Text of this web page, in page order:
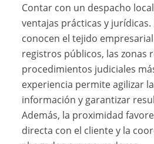
Contar con un despacho
ventajas prácticas y jurídicas.
conocen el tejido
registros públicos, las zonas
procedimientos judiciales
experiencia permite agilizar
información y garantizar
Además, la proximidad
directa con el cliente y la